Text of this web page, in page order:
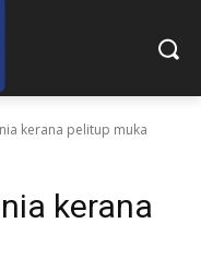
kerana pelitup muka
kerana